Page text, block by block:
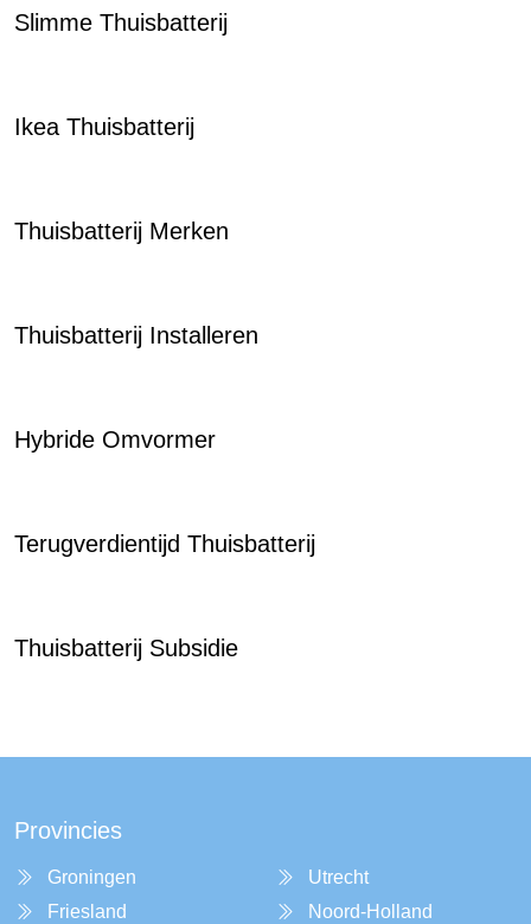
Slimme Thuisbatterij
Ikea Thuisbatterij
Thuisbatterij Merken
Thuisbatterij Installeren
Hybride Omvormer
Terugverdientijd Thuisbatterij
Thuisbatterij Subsidie
Provincies
Groningen
Friesland
Utrecht
Noord-Holland